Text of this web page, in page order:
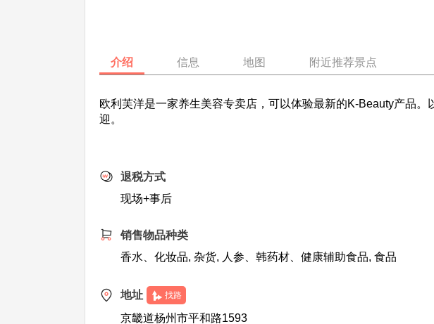
介绍 信息 地图 附近推荐景点
欧利芙洋是一家养生美容专卖店，可以体验最新的K-Beauty产品
迎。
退税方式
现场+事后
销售物品种类
香水、化妆品, 杂货, 人参、韩药材、健康辅助食品, 食品
地址 找路
京畿道杨州市平和路1593